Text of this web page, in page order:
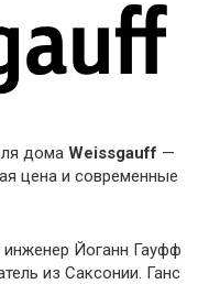
дома Weissgauff —
цена и современные
инженер Йоганн Гауфф
из Саксонии. Ганс